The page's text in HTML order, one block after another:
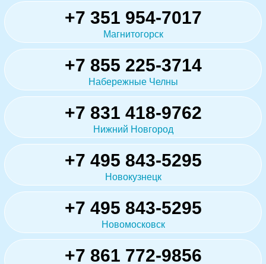
+7 351 954-7017
Магнитогорск
+7 855 225-3714
Набережные Челны
+7 831 418-9762
Нижний Новгород
+7 495 843-5295
Новокузнецк
+7 495 843-5295
Новомосковск
+7 861 772-9856